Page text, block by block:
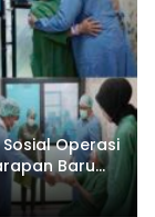
Operasi
Baru